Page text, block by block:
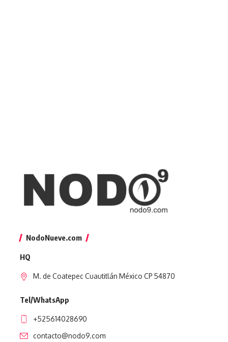
NodoNueve.com
HQ
M. de Coatepec Cuautitlán México CP 54870
Tel/WhatsApp
+525614028690
contacto@nodo9.com